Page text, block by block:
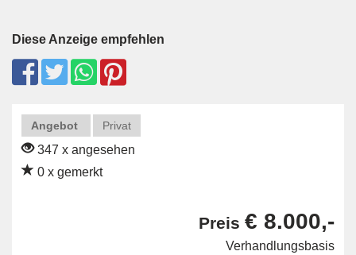
Diese Anzeige empfehlen
Angebot Privat
347 x angesehen
0 x gemerkt
Preis € 8.000,-
Verhandlungsbasis